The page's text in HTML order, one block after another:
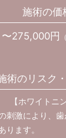
施術の価
〜275,000円
術のリスク
【ホワイトニ
刺激により、
ります。